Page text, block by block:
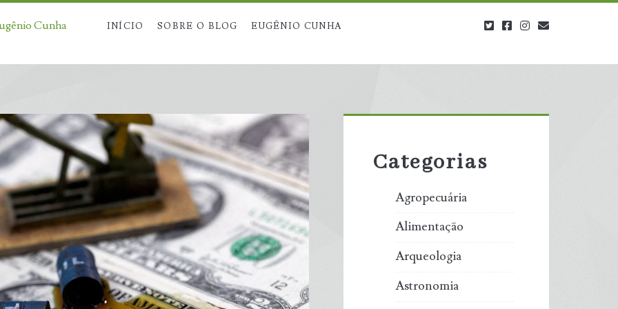
Cunha INÍCIO SOBRE O BLOG EUGÊNIO CUNHA twitterfacebookinstagram
Sidebar
Categorias
Agropecuária
Alimentação
Arqueologia
Astronomia